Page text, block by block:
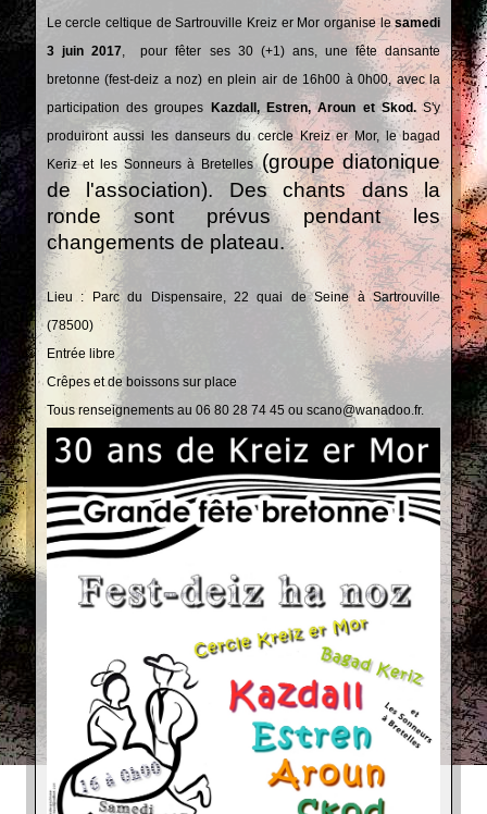
Le cercle celtique de Sartrouville Kreiz er Mor organise lesamedi
3 juin 2017, pour fêter ses 30 (+1) ans, une fête dansante
bretonne (fest-deiz a noz) en plein air de 16h00 à 0h00, avec la
participation des groupes Kazdall, Estren, Aroun et Skod.S'y
produiront aussi les danseurs du cercle Kreiz er Mor, le bagad
Keriz et les Sonneurs à Bretelles
(groupe diatonique
de l'association). Des chants dans la
ronde sont prévus pendant les
changements de plateau.
Lieu : Parc du Dispensaire, 22 quai de Seine à Sartrouville
(78500)
Entrée libre
Crêpes et de boissons sur place
Tous renseignements au 06 80 28 74 45 ou scano@wanadoo.fr.